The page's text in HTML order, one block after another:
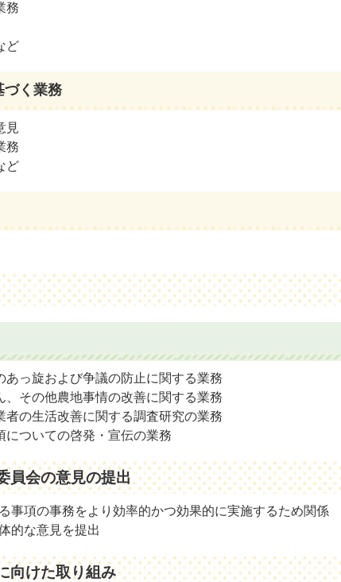
務
ど
づく業務
見
務
ど
あっ旋および争議の防止に関する業務
、その他農地事情の改善に関する業務
者の生活改善に関する調査研究の業務
についての啓発・宣伝の業務
員会の意見の提出
事項の事務をより効率的かつ効果的に実施するため関係
的な意見を提出
向けた取り組み